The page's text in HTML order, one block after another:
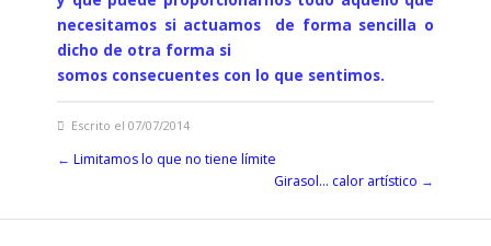
necesitamos si actuamos de forma sencilla o
dicho de otra forma si
somos consecuentes con lo que sentimos.
Escrito el 07/07/2014
← Limitamos lo que no tiene límite
Girasol… calor artístico →